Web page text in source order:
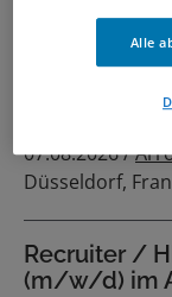
07.08.2026 /
GmbH & Co. KG
HR
07.08.2026 /
Düsseldorf,
Recruiter /
(m/w/d) im
Alle